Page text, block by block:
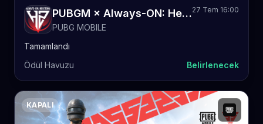
PUBGM × Always-ON: Heat Zone - Eleme #1
PUBG MOBILE
27 Tem 16:00
Tamamlandı
Ödül Havuzu
Belirlenecek
KAPALI